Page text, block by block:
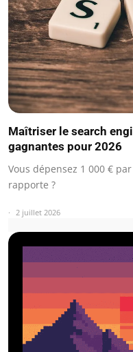
Maîtriser le search
gagnantes pour 2026
Vous dépensez 1 000 €
rapporte ?
2 juillet 2026